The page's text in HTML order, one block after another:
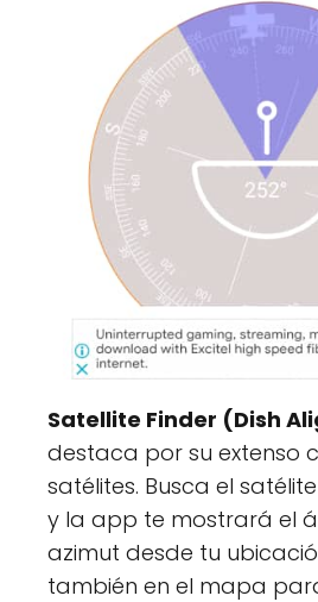
Satellite Finder (Dish
destaca por su extenso
satélites. Busca el
y la app te mostrará el
azimut desde tu
también en el mapa